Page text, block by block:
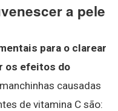
a pele
para o clarear
os efeitos do
causadas
de vitamina C são: